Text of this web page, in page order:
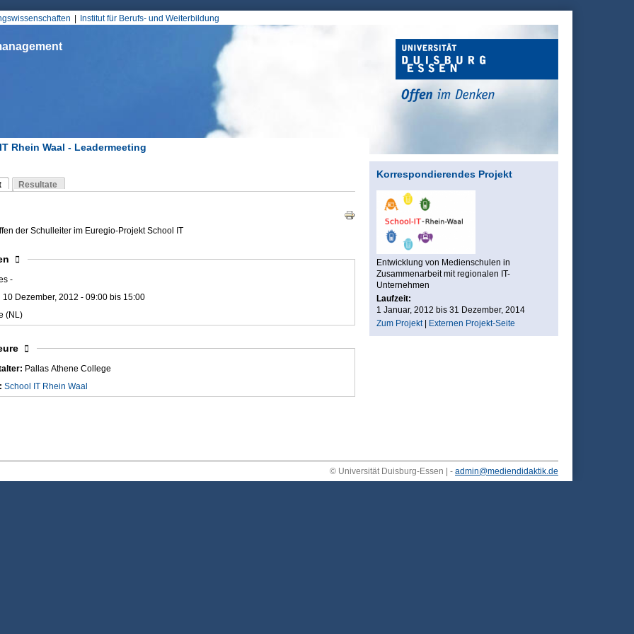
Institut für Berufs- und Weiterbildung
Rhein Waal - Leadermeeting
hierResultate
der Schulleiter im Euregio-Projekt School IT
-
10 Dezember, 2012 - 09:00bis 15:00
(NL)
Pallas Athene College
School IT Rhein Waal
Korrespondierendes Projekt
Entwicklung von Medienschulen in
Zusammenarbeit mit regionalen IT-
Unternehmen
Laufzeit:
1 Januar, 2012 bis 31 Dezember, 2014
Zum Projekt| Externen Projekt-Seite
© Universität Duisburg-Essen | - admin@mediendidaktik.de